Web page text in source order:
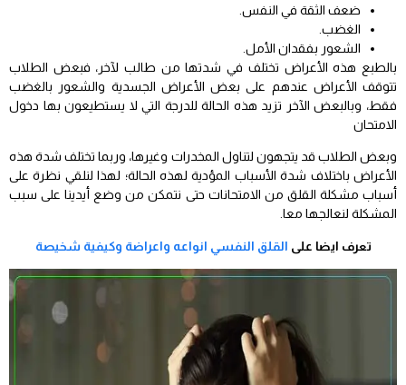
ضعف الثقة في النفس.
الغضب.
الشعور بفقدان الأمل.
بالطبع هذه الأعراض تختلف في شدتها من طالب لآخر، فبعض الطلاب
تتوقف الأعراض عندهم على بعض الأعراض الجسدية والشعور بالغضب
فقط، وبالبعض الآخر تزيد هذه الحالة للدرجة التي لا يستطيعون بها دخول
الامتحان
وبعض الطلاب قد يتجهون لتناول المخدرات وغيرها، وربما تختلف شدة هذه
الأعراض باختلاف شدة الأسباب المؤدية لهذه الحالة؛ لهذا لنلقي نظرة على
أسباب مشكلة القلق من الامتحانات حتى نتمكن من وضع أيدينا على سبب
المشكلة لنعالجها معا.
تعرف ايضا على القلق النفسي انواعه واعراضة وكيفية شخيصة